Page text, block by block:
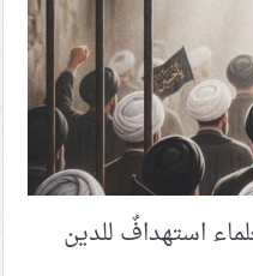
استهدافٌ للدين